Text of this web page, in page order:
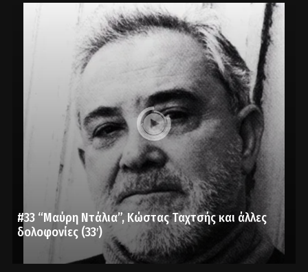
#33 “Μαύρη Ντάλια”, Κώστας Ταχτσής και άλλες
δολοφονίες (33′)